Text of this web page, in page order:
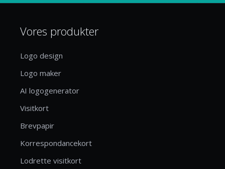
Vores produkter
Logo design
Logo maker
AI logogenerator
Visitkort
Brevpapir
Korrespondancekort
Lodrette visitkort